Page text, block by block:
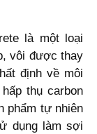
là một loại
vôi được thay
định về môi
thụ carbon
phẩm tự nhiên
dụng làm sợi